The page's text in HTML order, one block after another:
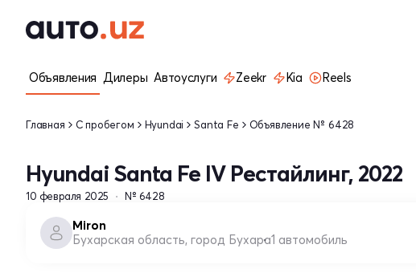
Объявления Дилеры Автоуслуги Zeekr Kia Reels
Главная С пробегом Hyundai Santa Fe Объявление № 6428
Hyundai Santa Fe IV Рестайлинг, 2022
10 февраля 2025 № 6428
Miron
Бухарская область, город Бухара1 автомобиль